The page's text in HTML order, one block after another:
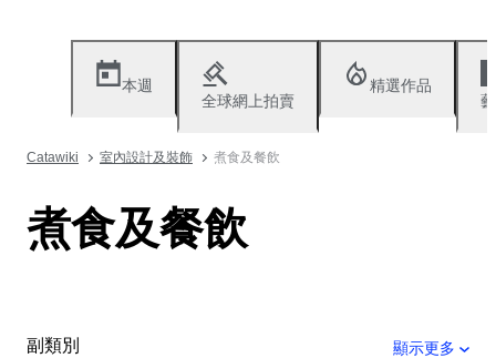
本週
全球網上拍賣
精選作品
Catawiki 室內設計及裝飾 煮食及餐飲
煮食及餐飲
副類別 顯示更多